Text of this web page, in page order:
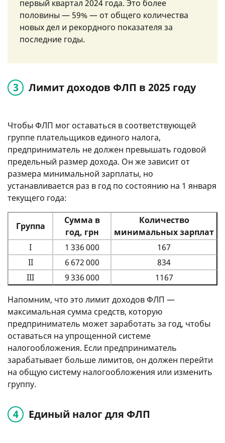
первый квартал 2024 года. Это более
половины — 59% — от общего количества
новых дел и рекордного показателя за
последние годы.
Лимит доходов ФЛП в 2025 году
Чтобы ФЛП мог оставаться в соответствующей
группе плательщиков единого налога,
предприниматель не должен превышать годовой
предельный размер дохода. Он же зависит от
размера минимальной зарплаты, но
устанавливается раз в год по состоянию на 1 января
текущего года:
Группа
Сумма в
год, грн
Количество
минимальных зарплат
I
1 336 000
167
II
6 672 000
834
III
9 336 000
1167
Напомним, что это лимит доходов ФЛП —
максимальная сумма средств, которую
предприниматель может заработать за год, чтобы
оставаться на упрощенной системе
налогообложения. Если предприниматель
зарабатывает больше лимитов, он должен перейти
на общую систему налогообложения или изменить
группу.
Единый налог для ФЛП